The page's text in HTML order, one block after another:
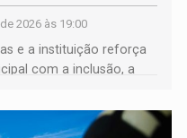
2026 às 19:00
e a instituição reforça
com a inclusão, a